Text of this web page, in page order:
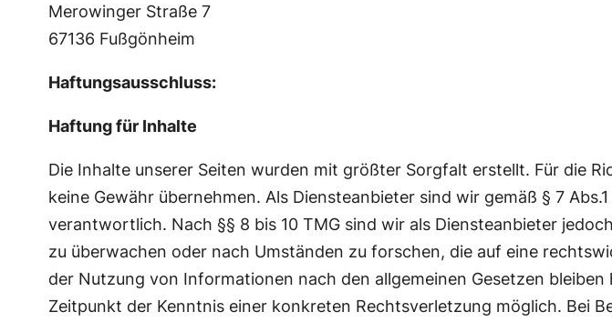
Merowinger Straße 7
67136 Fußgönheim
Haftungsausschluss:
Haftung für Inhalte
Die Inhalte unserer Seiten wurden mit größter Sorgfalt erstellt. Für die
keine Gewähr übernehmen. Als Diensteanbieter sind wir gemäß § 7
verantwortlich. Nach §§ 8 bis 10 TMG sind wir als Diensteanbieter
zu überwachen oder nach Umständen zu forschen, die auf eine
der Nutzung von Informationen nach den allgemeinen Gesetzen
Zeitpunkt der Kenntnis einer konkreten Rechtsverletzung möglich. Bei